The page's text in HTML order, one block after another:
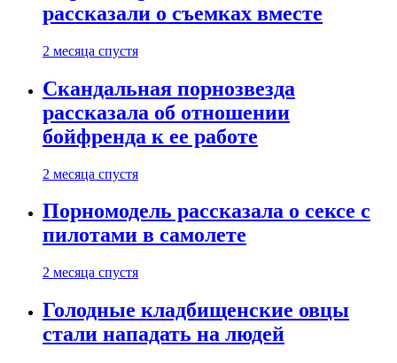
рассказали о съемках вместе
2 месяца спустя
Скандальная порнозвезда
рассказала об отношении
бойфренда к ее работе
2 месяца спустя
Порномодель рассказала о сексе с
пилотами в самолете
2 месяца спустя
Голодные кладбищенские овцы
стали нападать на людей